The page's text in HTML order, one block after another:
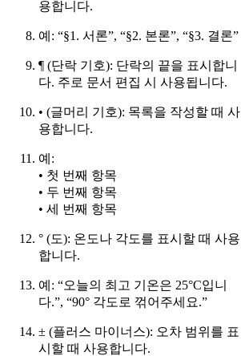
용합니다.
예: “§1. 서론”, “§2. 본론”, “§3. 결론”
¶ (단락 기호): 단락의 끝을 표시합니
다. 주로 문서 편집 시 사용됩니다.
• (글머리 기호): 목록을 작성할 때 사
용합니다.
예:
• 첫 번째 항목
• 두 번째 항목
• 세 번째 항목
° (도): 온도나 각도를 표시할 때 사용
합니다.
예: “오늘의 최고 기온은 25°C입니
다.”, “90° 각도로 꺾어주세요.”
± (플러스 마이너스): 오차 범위를 표
시할 때 사용합니다.